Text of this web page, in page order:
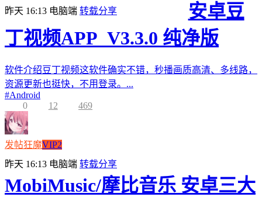
昨天 16:13 电脑端 转载分享
安卓豆
丁视频APP_V3.3.0 纯净版
软件介绍豆丁视频这软件确实不错，秒播画质高清、多线路，
资源更新也挺快，不用登录。...
#Android
0
12 469
发帖狂魔VIP2
昨天 16:13 电脑端 转载分享
MobiMusic/摩比音乐 安卓三大